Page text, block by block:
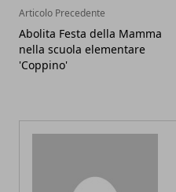
Articolo Precedente
Abolita Festa della Mamma
nella scuola elementare
'Coppino'